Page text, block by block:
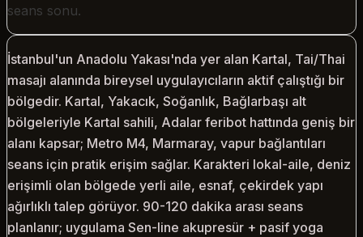
seans sonu.
İstanbul'un Anadolu Yakası'nda yer alan Kartal, Tai/Thai
masajı alanında bireysel uygulayıcıların aktif çalıştığı bir
bölgedir. Kartal, Yakacık, Soğanlık, Bağlarbaşı alt
bölgeleriyle Kartal sahili, Adalar feribot hattında geniş bir
alanı kapsar; Metro M4, Marmaray, vapur bağlantıları
seans için pratik erişim sağlar. Karakteri lokal-aile, deniz
erişimli olan bölgede yerli aile, esnaf, çekirdek yapı
ağırlıklı talep görüyor. 90-120 dakika arası seans
planlanır; uygulama Sen-line akupresür + pasif yoga